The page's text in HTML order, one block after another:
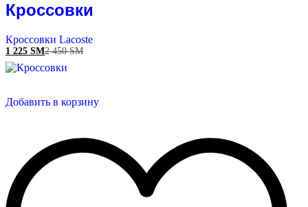
Кроссовки
Кроссовки Lacoste
1 225 ЅМ2 450ЅМ
Добавить в корзину